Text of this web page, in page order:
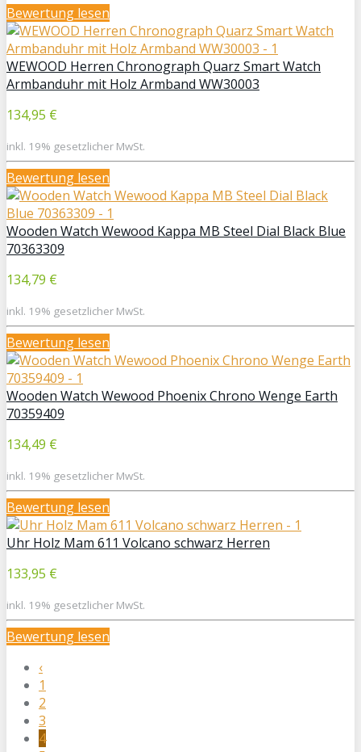
Bewertung lesen
WEWOOD Herren Chronograph Quarz Smart Watch
Armbanduhr mit Holz Armband WW30003
134,95 €
inkl. 19% gesetzlicher MwSt.
Bewertung lesen
Wooden Watch Wewood Kappa MB Steel Dial Black Blue
70363309
134,79 €
inkl. 19% gesetzlicher MwSt.
Bewertung lesen
Wooden Watch Wewood Phoenix Chrono Wenge Earth
70359409
134,49 €
inkl. 19% gesetzlicher MwSt.
Bewertung lesen
Uhr Holz Mam 611 Volcano schwarz Herren
133,95 €
inkl. 19% gesetzlicher MwSt.
Bewertung lesen
‹
1
2
3
4